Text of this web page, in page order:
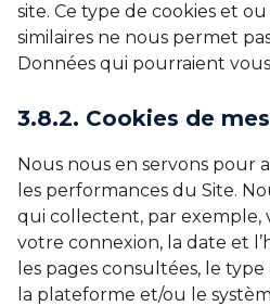
site. Ce type de cookies et
similaires ne nous permet
Données qui pourraient
3.8.2. Cookies de
Nous nous en servons pour
les performances du Site.
qui collectent, par exemple,
votre connexion, la date et
les pages consultées, le
la plateforme et/ou le